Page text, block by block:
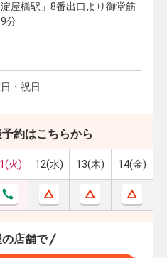
淀屋橋駅」8番出口より御堂筋
分
・祝日
約はこちらから
火) 12(水) 13(木) 14(金)
の店舗で